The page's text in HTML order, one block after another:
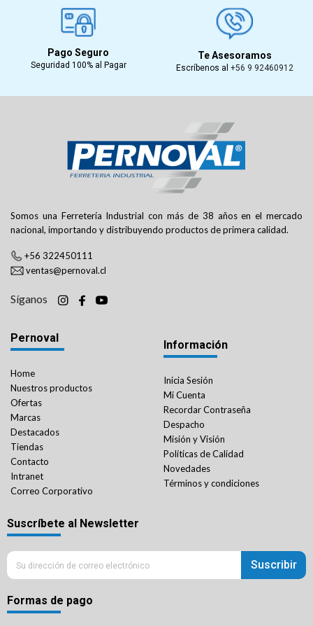
Pago Seguro
Seguridad 100% al Pagar
Te Asesoramos
Escríbenos al +56 9 92460912
Somos una Ferretería Industrial con más de 38 años en el mercado
nacional, importando y distribuyendo productos de primera calidad.
+56 322450111
ventas@pernoval.cl
Síganos
Pernoval
Home
Nuestros productos
Ofertas
Marcas
Destacados
Tiendas
Contacto
Intranet
Correo Corporativo
Información
Inicia Sesión
Mi Cuenta
Recordar Contraseña
Despacho
Misión y Visión
Políticas de Calidad
Novedades
Términos y condiciones
Suscríbete al Newsletter
Suscribir
Formas de pago